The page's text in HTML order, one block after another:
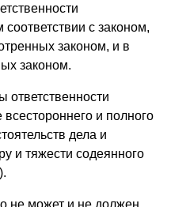
с законом,
законом, и в
законом.
ответственности
и полного
дела и
и тяжести содеянного
не может и не должен